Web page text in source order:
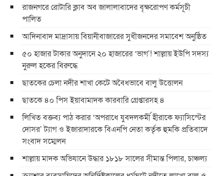
রাজনগরে রোটারি ক্লাব অব জালালাবাদের বৃক্ষরোপণ কর্মসূচী
পালিত
আদিনাবাদ মাদ্রাসায় বিয়ানীবাজারের সুধীজনদের সমাবেশ অনুষ্ঠিত
৫০ হাজার টাকার অনুদানে ২০ হাজারের ‘ভাগ’! শাল্লায় ইউপি সদস্য
নুরুল হকের বিরুদ্ধে
ছাতকের চেলা নদীর শাখা কেটে অবৈধভাবে বালু উত্তোলন
ছাতকে ৪০ পিস ইয়াবামাদক কারবারি গ্রেপ্তারসহ ৪
লিখিত বক্তব্য পাঠ করার ‘অপরাধে যুবদলকর্মী হীরাকে ফ্যাসিস্টের
দোসর’ ট্যাগ ও ইজারাদারকে বিএনপি নেতা কর্তৃক হুমকি প্রতিবাদে
সংবাদ সম্মেলন
শাল্লায় মাদক অভিযানে উদ্ধার ১৮১৮ সালের সীমান্ত পিলার, চাঞ্চল্য